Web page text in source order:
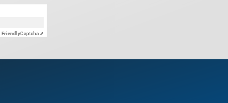
FriendlyCaptcha ⇗